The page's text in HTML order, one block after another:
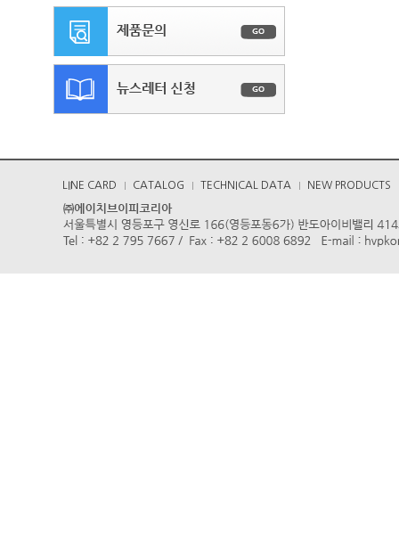
LINE CARD CATALOG TECHNICAL DATA NEW PRODUCTS